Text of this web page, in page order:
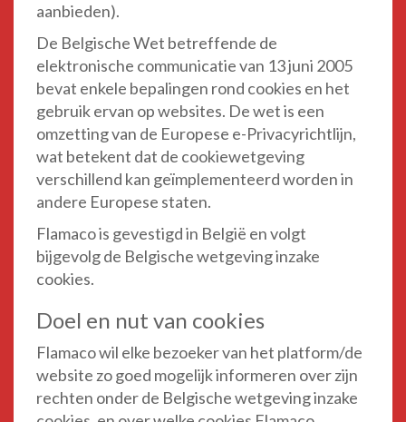
aanbieden).
De Belgische Wet betreffende de
elektronische communicatie van 13 juni 2005
bevat enkele bepalingen rond cookies en het
gebruik ervan op websites. De wet is een
omzetting van de Europese e-Privacyrichtlijn,
wat betekent dat de cookiewetgeving
verschillend kan geïmplementeerd worden in
andere Europese staten.
Flamaco is gevestigd in België en volgt
bijgevolg de Belgische wetgeving inzake
cookies.
Doel en nut van cookies
Flamaco wil elke bezoeker van het platform/de
website zo goed mogelijk informeren over zijn
rechten onder de Belgische wetgeving inzake